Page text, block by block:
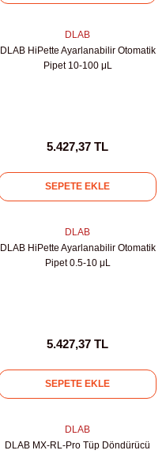
DLAB
DLAB HiPette Ayarlanabilir Otomatik
Pipet 10-100 μL
5.427,37 TL
SEPETE EKLE
DLAB
DLAB HiPette Ayarlanabilir Otomatik
Pipet 0.5-10 μL
5.427,37 TL
SEPETE EKLE
DLAB
DLAB MX-RL-Pro Tüp Döndürücü